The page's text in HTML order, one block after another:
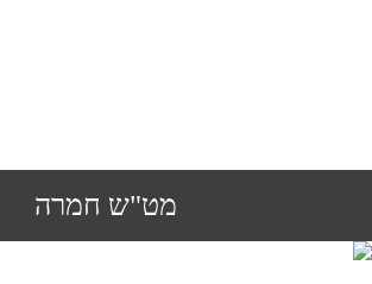
מט"ש חמרה